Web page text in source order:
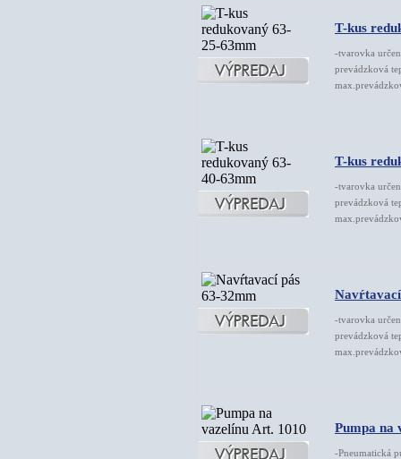
T-kus
-tvarovka
prevádzková
T-kus
-tvarovka
prevádzková
-tvarovka
prevádzková
Pumpa na
-Pneumatická